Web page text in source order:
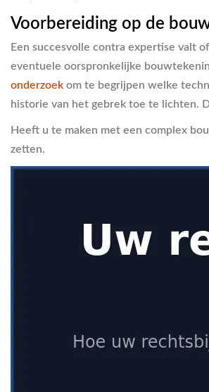
Voorbereiding op de
Een succesvolle contra expertise valt
eventuele oorspronkelijke
onderzoek om te begrijpen welke
historie van het gebrek toe te lichten.
Heeft u te maken met een complex
zetten.